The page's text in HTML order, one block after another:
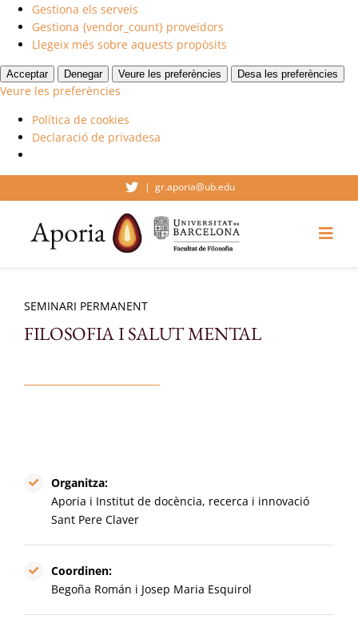
Gestiona els serveis
Gestiona {vendor_count} proveïdors
Llegeix més sobre aquests propòsits
Acceptar Denegar Veure les preferències Desa les preferències
Veure les preferències
Política de cookies
Declaració de privadesa
to
| gr.aporia@ub.edu
Membres
Congressos
SEMINARI PERMANENT
FILOSOFIA I SALUT MENTAL
Organitza:
Aporia i Institut de docència, recerca i innovació
Sant Pere Claver
Coordinen:
Begoña Román i Josep Maria Esquirol